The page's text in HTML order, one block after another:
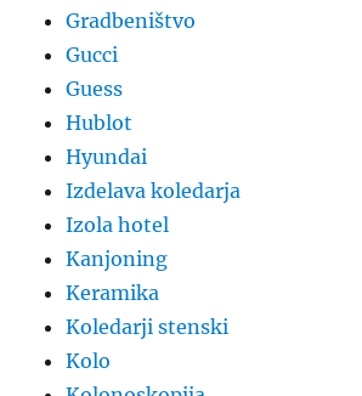
Gradbeništvo
Gucci
Guess
Hublot
Hyundai
Izdelava koledarja
Izola hotel
Kanjoning
Keramika
Koledarji stenski
Kolo